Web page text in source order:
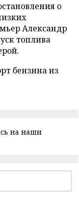
о
Александр
топлива
бензина из
на наши